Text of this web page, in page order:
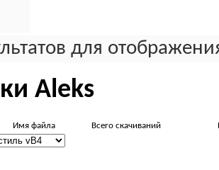
для
Aleks
Имя файла Всего скачиваний